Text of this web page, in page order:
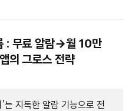
: 무료 알람→월 10만
의 그로스 전략
지독한 알람 기능으로 전